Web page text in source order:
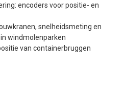
encoders voor positie- en
snelheidsmeting en
windmolenparken
van containerbruggen